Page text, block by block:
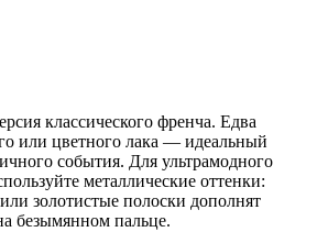
классического френча. Едва
или цветного лака — идеальный
события. Для ультрамодного
металлические оттенки:
золотистые полоски дополнят
безымянном пальце.